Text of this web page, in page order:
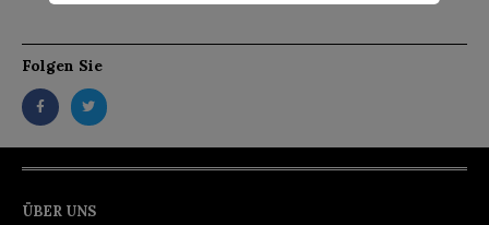
Folgen Sie
ÜBER UNS